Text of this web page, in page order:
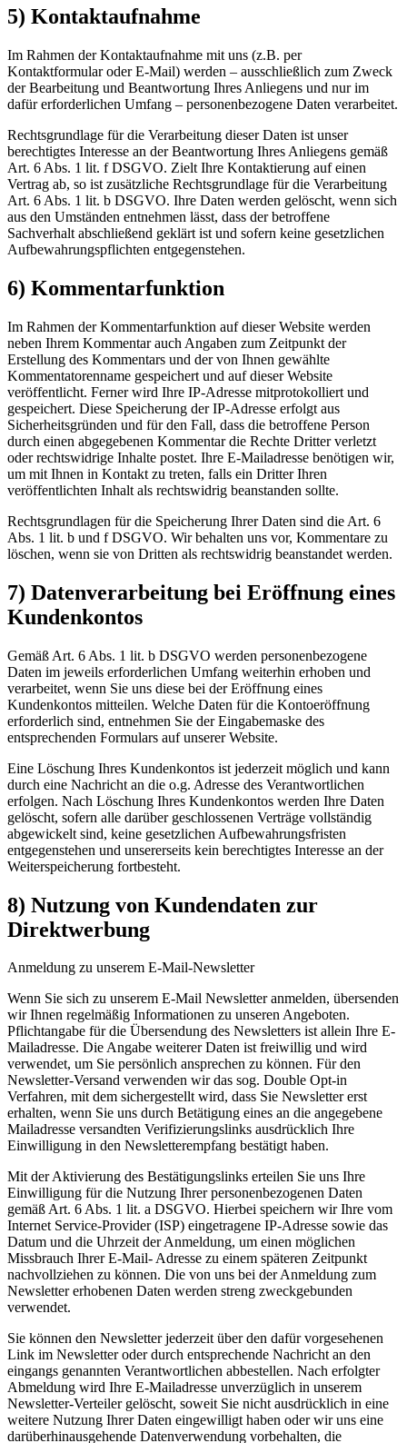
5) Kontaktaufnahme
Im Rahmen der Kontaktaufnahme mit uns (z.B. per
Kontaktformular oder E-Mail) werden – ausschließlich zum Zweck
der Bearbeitung und Beantwortung Ihres Anliegens und nur im
dafür erforderlichen Umfang – personenbezogene Daten verarbeitet.
Rechtsgrundlage für die Verarbeitung dieser Daten ist unser
berechtigtes Interesse an der Beantwortung Ihres Anliegens gemäß
Art. 6 Abs. 1 lit. f DSGVO. Zielt Ihre Kontaktierung auf einen
Vertrag ab, so ist zusätzliche Rechtsgrundlage für die Verarbeitung
Art. 6 Abs. 1 lit. b DSGVO. Ihre Daten werden gelöscht, wenn sich
aus den Umständen entnehmen lässt, dass der betroffene
Sachverhalt abschließend geklärt ist und sofern keine gesetzlichen
Aufbewahrungspflichten entgegenstehen.
6) Kommentarfunktion
Im Rahmen der Kommentarfunktion auf dieser Website werden
neben Ihrem Kommentar auch Angaben zum Zeitpunkt der
Erstellung des Kommentars und der von Ihnen gewählte
Kommentatorenname gespeichert und auf dieser Website
veröffentlicht. Ferner wird Ihre IP-Adresse mitprotokolliert und
gespeichert. Diese Speicherung der IP-Adresse erfolgt aus
Sicherheitsgründen und für den Fall, dass die betroffene Person
durch einen abgegebenen Kommentar die Rechte Dritter verletzt
oder rechtswidrige Inhalte postet. Ihre E-Mailadresse benötigen wir,
um mit Ihnen in Kontakt zu treten, falls ein Dritter Ihren
veröffentlichten Inhalt als rechtswidrig beanstanden sollte.
Rechtsgrundlagen für die Speicherung Ihrer Daten sind die Art. 6
Abs. 1 lit. b und f DSGVO. Wir behalten uns vor, Kommentare zu
löschen, wenn sie von Dritten als rechtswidrig beanstandet werden.
7) Datenverarbeitung bei Eröffnung eines
Kundenkontos
Gemäß Art. 6 Abs. 1 lit. b DSGVO werden personenbezogene
Daten im jeweils erforderlichen Umfang weiterhin erhoben und
verarbeitet, wenn Sie uns diese bei der Eröffnung eines
Kundenkontos mitteilen. Welche Daten für die Kontoeröffnung
erforderlich sind, entnehmen Sie der Eingabemaske des
entsprechenden Formulars auf unserer Website.
Eine Löschung Ihres Kundenkontos ist jederzeit möglich und kann
durch eine Nachricht an die o.g. Adresse des Verantwortlichen
erfolgen. Nach Löschung Ihres Kundenkontos werden Ihre Daten
gelöscht, sofern alle darüber geschlossenen Verträge vollständig
abgewickelt sind, keine gesetzlichen Aufbewahrungsfristen
entgegenstehen und unsererseits kein berechtigtes Interesse an der
Weiterspeicherung fortbesteht.
8) Nutzung von Kundendaten zur
Direktwerbung
Anmeldung zu unserem E-Mail-Newsletter
Wenn Sie sich zu unserem E-Mail Newsletter anmelden, übersenden
wir Ihnen regelmäßig Informationen zu unseren Angeboten.
Pflichtangabe für die Übersendung des Newsletters ist allein Ihre E-
Mailadresse. Die Angabe weiterer Daten ist freiwillig und wird
verwendet, um Sie persönlich ansprechen zu können. Für den
Newsletter-Versand verwenden wir das sog. Double Opt-in
Verfahren, mit dem sichergestellt wird, dass Sie Newsletter erst
erhalten, wenn Sie uns durch Betätigung eines an die angegebene
Mailadresse versandten Verifizierungslinks ausdrücklich Ihre
Einwilligung in den Newsletterempfang bestätigt haben.
Mit der Aktivierung des Bestätigungslinks erteilen Sie uns Ihre
Einwilligung für die Nutzung Ihrer personenbezogenen Daten
gemäß Art. 6 Abs. 1 lit. a DSGVO. Hierbei speichern wir Ihre vom
Internet Service-Provider (ISP) eingetragene IP-Adresse sowie das
Datum und die Uhrzeit der Anmeldung, um einen möglichen
Missbrauch Ihrer E-Mail- Adresse zu einem späteren Zeitpunkt
nachvollziehen zu können. Die von uns bei der Anmeldung zum
Newsletter erhobenen Daten werden streng zweckgebunden
verwendet.
Sie können den Newsletter jederzeit über den dafür vorgesehenen
Link im Newsletter oder durch entsprechende Nachricht an den
eingangs genannten Verantwortlichen abbestellen. Nach erfolgter
Abmeldung wird Ihre E-Mailadresse unverzüglich in unserem
Newsletter-Verteiler gelöscht, soweit Sie nicht ausdrücklich in eine
weitere Nutzung Ihrer Daten eingewilligt haben oder wir uns eine
darüberhinausgehende Datenverwendung vorbehalten, die